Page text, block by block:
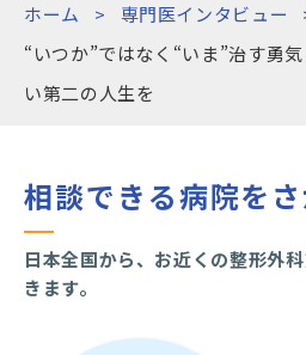
ホーム
専門医インタビュー
“いつか”ではなく“いま”治す勇
い第二の人生を
相談できる病院を
日本全国から、お近くの整形外
きます。